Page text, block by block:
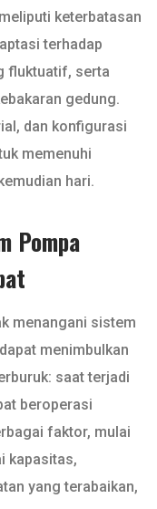
keterbatasan
terhadap
fluktuatif, serta
gedung.
dan konfigurasi
memenuhi
hari.
Pompa
menangani sistem
menimbulkan
saat terjadi
beroperasi
faktor, mulai
kapasitas,
yang terabaikan,